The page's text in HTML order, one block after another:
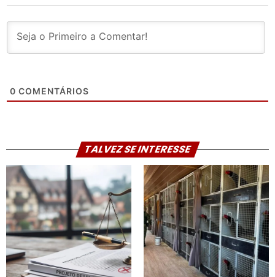
0 COMENTÁRIOS
TALVEZ SE INTERESSE